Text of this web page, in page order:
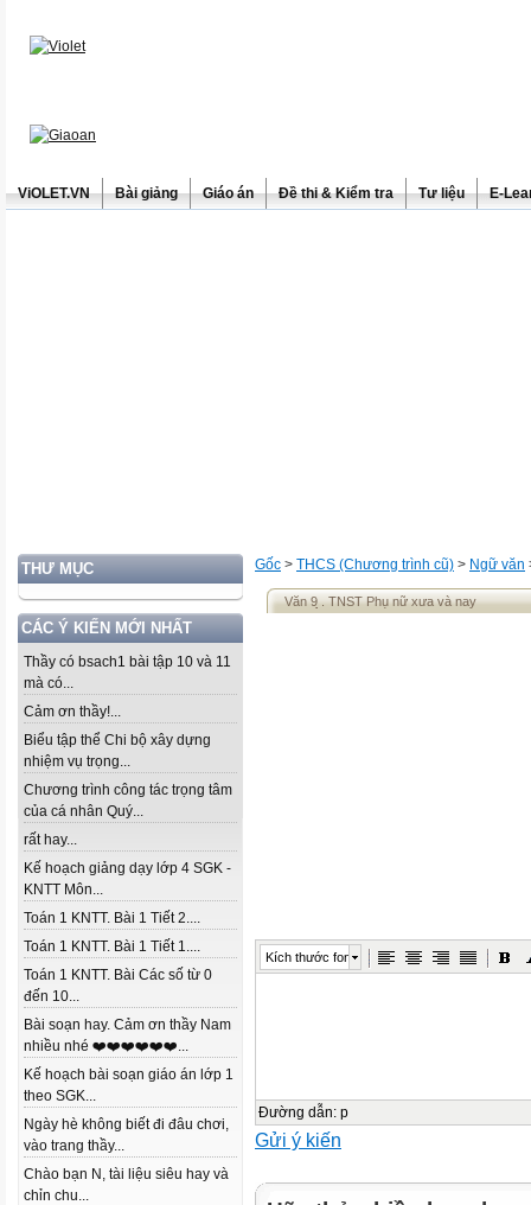
ViOLET.VN Bài giảng Giáo án Đề thi & Kiểm tra Tư liệu E-
THƯ MỤC
CÁC Ý KIẾN MỚI NHẤT
Thầy có bsach1 bài tập 10 và 11
mà có...
Cảm ơn thầy!...
Biểu tập thể Chi bộ xây dựng
nhiệm vụ trọng...
Chương trình công tác trọng tâm
của cá nhân Quý...
rất hay...
Kế hoạch giảng dạy lớp 4 SGK -
KNTT Môn...
Toán 1 KNTT. Bài 1 Tiết 2....
Toán 1 KNTT. Bài 1 Tiết 1....
Toán 1 KNTT. Bài Các số từ 0
đến 10...
Bài soạn hay. Cảm ơn thầy Nam
nhiều nhé ❤️❤️❤️❤️❤️❤️...
Kế hoạch bài soạn giáo án lớp 1
theo SGK...
Ngày hè không biết đi đâu chơi,
vào trang thầy...
Chào bạn N, tài liệu siêu hay và
chỉn chu...
Gốc > THCS (Chương trình cũ) > Ngữ văn
Văn 9 ̣̣̣̣̣̣. TNST Phụ nữ xưa và nay
Kích thước font
Đường dẫn: p
Gửi ý kiến